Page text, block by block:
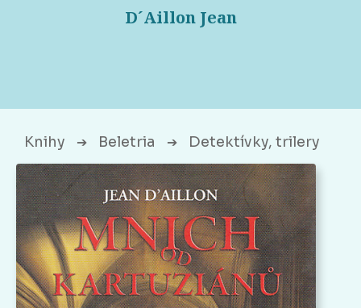
D´Aillon Jean
Knihy ➔ Beletria ➔ Detektívky, trilery